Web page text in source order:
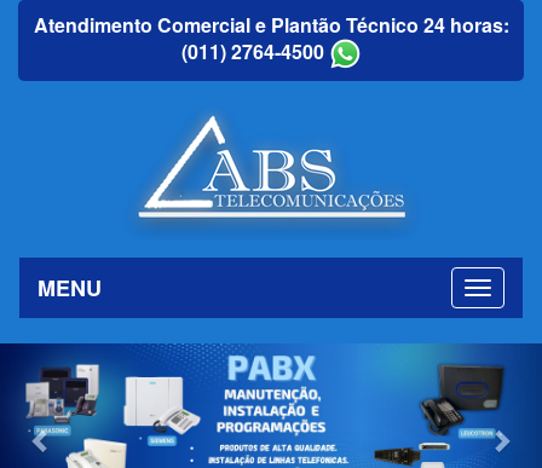
Atendimento Comercial e Plantão Técnico 24 horas:
(011) 2764-4500
MENU
Previous